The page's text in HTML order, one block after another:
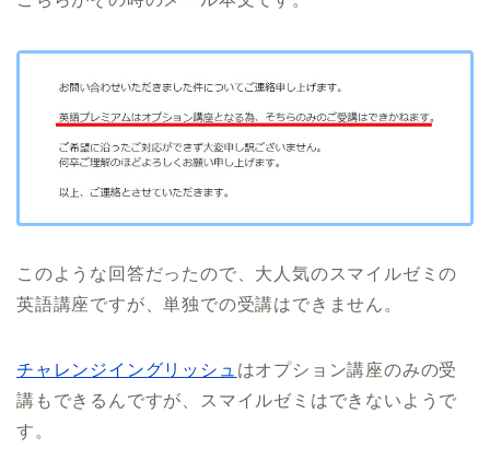
このような回答だったので、大人気のスマイルゼミの
英語講座ですが、単独での受講はできません。
チャレンジイングリッシュ はオプション講座のみの受
講もできるんですが、スマイルゼミはできないようで
す。